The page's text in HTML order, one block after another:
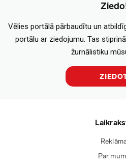
Vēlies portālā pārbaudītu un
portālu ar ziedojumu. Tas
žurnālistiku
Par